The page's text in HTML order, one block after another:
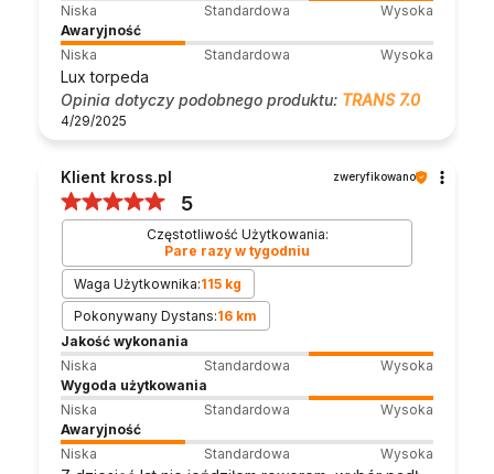
Niska
Standardowa
Wysoka
Awaryjność
Niska
Standardowa Wysoka
Lux torpeda
Opinia dotyczy podobnego produktu: TRANS 7.0
4/29/2025
Klient kross.pl zweryfikowano
5
Częstotliwość Użytkowania:
Pare razy w tygodniu
Waga Użytkownika:115 kg
Pokonywany Dystans:16 km
Jakość wykonania
Niska
Standardowa
Wysoka
Wygoda użytkowania
Niska
Standardowa
Wysoka
Awaryjność
Niska
Standardowa Wysoka